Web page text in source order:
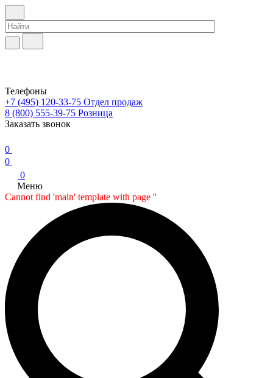
Телефоны
+7 (495) 120-33-75 Отдел продаж
8 (800) 555-39-75 Розница
Заказать звонок
0
0
0
Меню
Cannot find 'main' template with page ''